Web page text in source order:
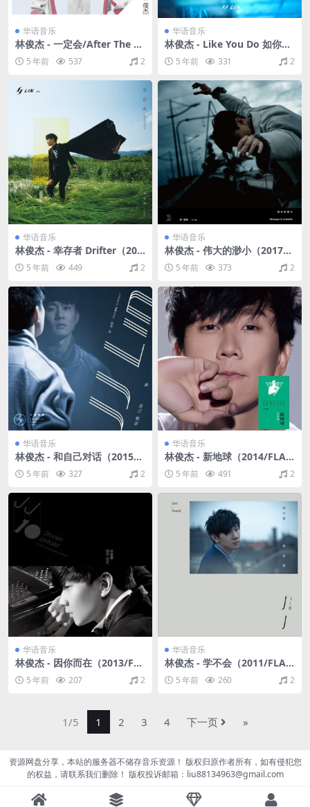
华语音乐
林俊杰 - 一定会/After The Ra
in（2021/FLAC/EP分轨/38.4
M）5 年前 537 2
华语音乐
林俊杰 - Like You Do 如你
（2017/MQA_FLAC/分轨/19
5M）5 年前 331 2
华语音乐
林俊杰 - 幸存者 Drifter（202
0/FLAC/EP分轨/171M）
5 年前 449 2
华语音乐
林俊杰 - 伟大的渺小（2017/F
LAC/分轨/304M）
5 年前 373 2
华语音乐
林俊杰 - 和自己对话（2015/F
LAC/分轨/352M）
5 年前 327 2
华语音乐
林俊杰 - 新地球（2014/FLA
C/分轨/389M）
5 年前 491 2
华语音乐
林俊杰 - 因你而在（2013/FL
AC/分轨/336M）
5 年前 207 2
华语音乐
林俊杰 - 学不会（2011/FLA
C/分轨/297M）
5 年前 260 2
1/5 1 2 3 4 下一页 »
资源网盘分享，本站的服务器不储存音乐资源！ 版权归原作者所有，如有侵犯您
的权益，请联系我们删除！ 版权投诉邮箱：liu88134963@gmail.com